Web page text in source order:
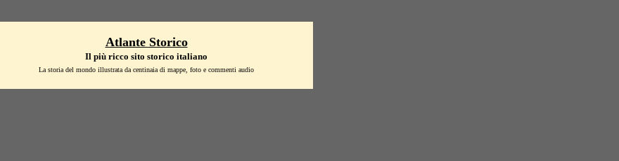
Atlante Storico
Il più ricco sito storico italiano
La storia del mondo illustrata da centinaia di mappe, foto e commenti audio